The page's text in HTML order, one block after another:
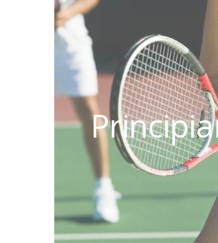
Il livello Principiante è
coloro che non sono in
della tessera Atleta
prevede un pacchetto
da poter utilizzare in
impegni personali e
Le lezioni possono
nei seguenti giorni
Martedì, Mercoledì e
Dalle 13:00 alle
Dalle 20:00 alle
Rapporto Maestro
1/4